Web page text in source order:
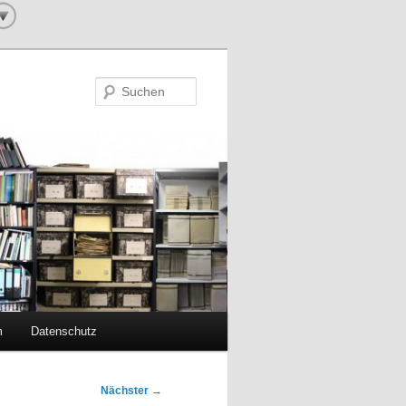
Datenschutz
Nächster →